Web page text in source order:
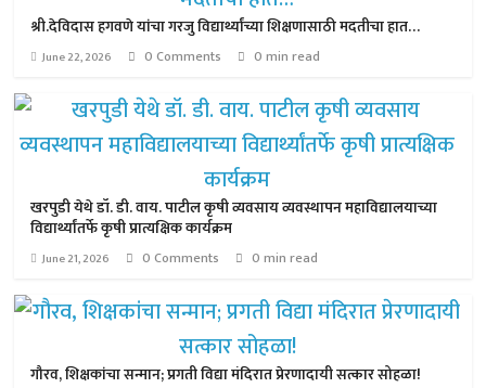
श्री.देविदास हगवणे यांचा गरजु विद्यार्थ्यांच्या शिक्षणासाठी मदतीचा हात…
June 22, 2026 0 Comments 0 min read
खरपुडी येथे डॉ. डी. वाय. पाटील कृषी व्यवसाय व्यवस्थापन महाविद्यालयाच्या
विद्यार्थ्यांतर्फे कृषी प्रात्यक्षिक कार्यक्रम
June 21, 2026 0 Comments 0 min read
गौरव, शिक्षकांचा सन्मान; प्रगती विद्या मंदिरात प्रेरणादायी सत्कार सोहळा!